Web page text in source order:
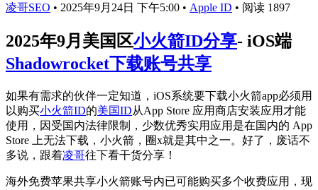
凌哥SEO • 2025年9月24日 下午5:00 • Apple ID • 阅读 1897
2025年9月美国区小火箭ID分享- iOS端
Shadowrocket下载账号共享
如果有需求的伙伴一定知道，iOS系统要下载小火箭app必须用
以购买小火箭ID的美国ID从App Store 应用商店安装应用才能
使用，因受国内法律限制，少数优秀实用应用是在国内的 App
Store 上无法下载，小火箭，圈x就是其中之一。好了，废话不
多说，跟着凌哥往下看干货分享！
海外免费苹果共享小火箭账号内已可能购买多个收费应用，现